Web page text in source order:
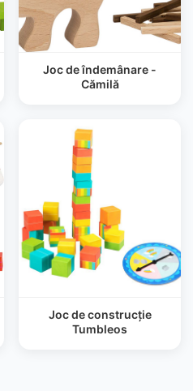
Joc de îndemânare -
Cămilă
Joc de construcție
Tumbleos